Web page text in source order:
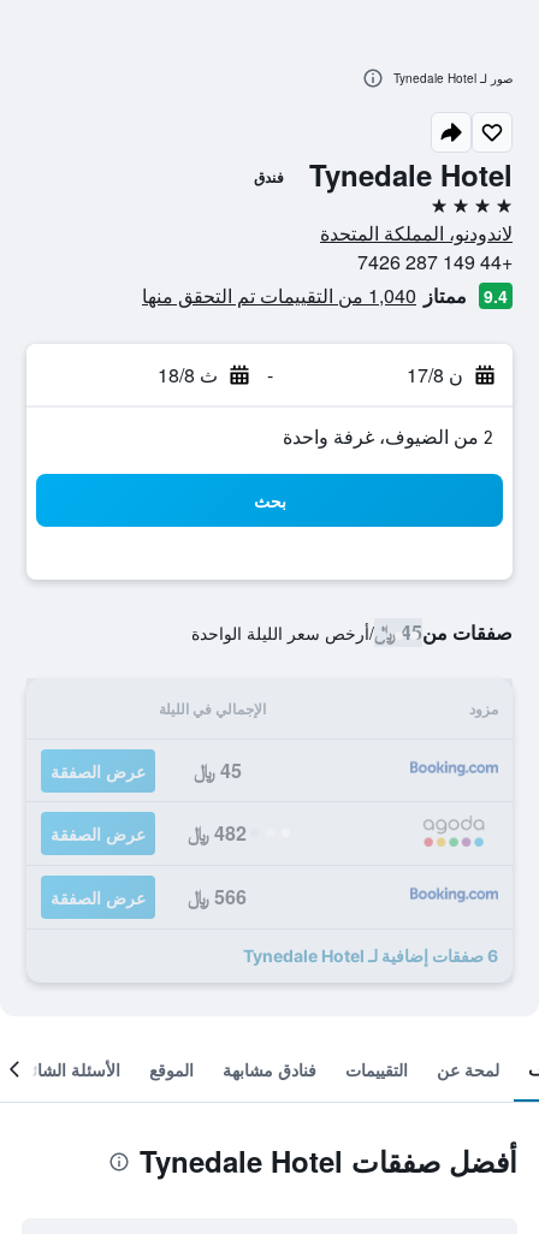
Tynedale Hotel فندق
4 نجوم
لاندودنو، المملكة المتحدة
+44 149 287 7426
9.4 ممتاز 1,040 من التقييمات تم التحقق منها
ن 17/8 - ث 18/8
2 من الضيوف، غرفة واحدة
بحث
صفقات من45 ﷼ /أرخص سعر الليلة الواحدة
مزود الإجمالي في الليلة
45 ﷼ عرض الصفقة
482 ﷼ عرض الصفقة
566 ﷼ عرض الصفقة
6 صفقات إضافية لـ Tynedale Hotel
صور لـ Tynedale Hotel
لمحة عن التقييمات فنادق مشابهة الموقع الأسئلة الشائعة
أفضل صفقات Tynedale Hotel